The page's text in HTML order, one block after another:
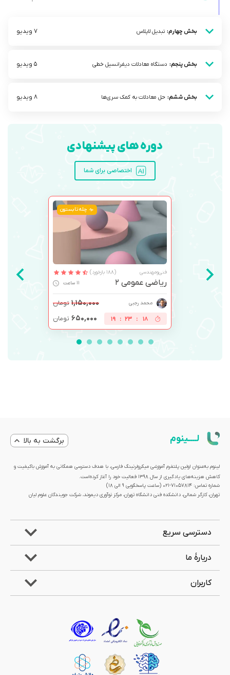
بخش چهارم: تبدیل لاپلاس 7 ویدیو
بخش پنجم: دستگاه معادلات دیفرانسیل خطی 5 ویدیو
بخش ششم: حل معادلات به کمک سری‌ها 8 ویدیو
دوره های پیشنهادی
اختصاصی برای شما
چله تابستون
فنی‌ومهندسی (188 بازخورد)
ریاضی عمومی 2 11 ساعت
محمد رجبی ۱,۱۵۰,۰۰۰ تومان
18
:
23
:
19 ۶۵۰,۰۰۰ تومان
لــــینوم برگشت به بالا
لینوم به‌عنوان اولین پلتفرم آموزشی میکرولرنینگ فارسی، با هدف دسترسی همگانی به آموزش باکیفیت و
کاهش هزینه‌های یادگیری از سال 1398 فعالیت خود را آغاز کرده‌است.
شماره تماس: 71057814-021 (ساعت پاسخگویی ۹ الی ۱۸)
تهران، کارگر شمالی، دانشکده فنی دانشگاه تهران، مرکز نوآوری دیموند، شرکت جویندگان علوم لیان
دسترسی سریع
دربارۀ ما
کاربران